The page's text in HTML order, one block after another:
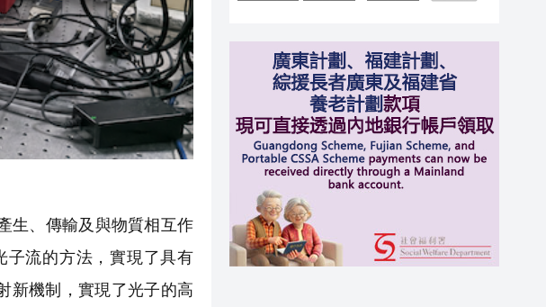
生、傳輸及與物質相互作
子流的方法，實現了具有
新機制，實現了光子的高